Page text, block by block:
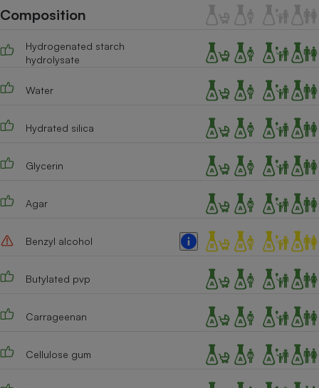
Composition
Hydrogenated starch
hydrolysate
Water
Hydrated silica
Glycerin
Agar
Benzyl alcohol
Butylated pvp
Carrageenan
Cellulose gum
Plaque de cuisson à
induction
Climatiseur -
Ventilateur
Cafetière à expressos
Antivirus
Climatiseur -
Ventilateur